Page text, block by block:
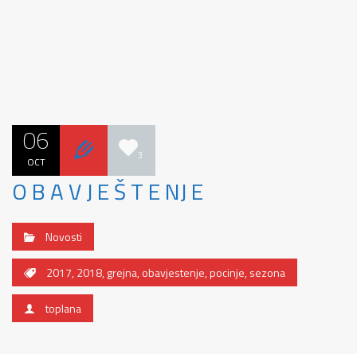
06
OCT 3
O B A V J E Š T E NJ E
Novosti
2017,2018,grejna,obavjestenje,pocinje,sezona
toplana